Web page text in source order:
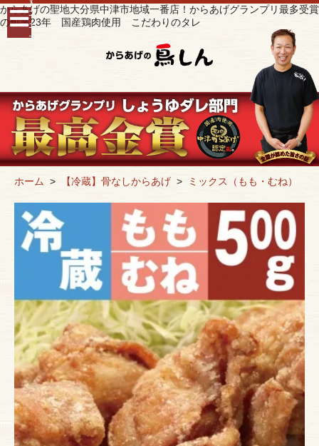
からあげの聖地大分県中津市地域一番店！からあげグランプリ最多受賞
の創業23年 国産鶏肉使用 こだわりのタレ
ﾆ
ｭ
ｰ
ホーム > 【冷蔵】骨なしからあげ > ミックス（もも・むね）